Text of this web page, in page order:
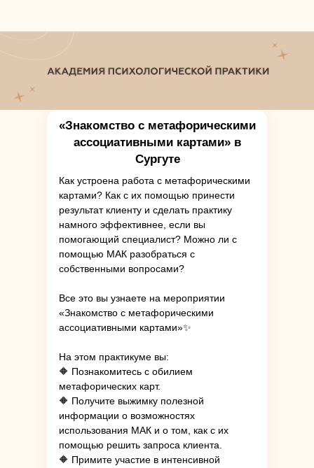
«Знакомство с метафорическими
ассоциативными картами» в
Сургуте
Как устроена работа с метафорическими
картами? Как с их помощью принести
результат клиенту и сделать практику
намного эффективнее, если вы
помогающий специалист? Можно ли с
помощью МАК разобраться с
собственными вопросами?
Все это вы узнаете на мероприятии
«Знакомство с метафорическими
ассоциативными картами»✨
На этом практикуме вы:
🔶 Познакомитесь с обилием
метафорических карт.
🔶 Получите выжимку полезной
информации о возможностях
использования МАК и о том, как с их
помощью решить запроса клиента.
🔶 Примите участие в интенсивной